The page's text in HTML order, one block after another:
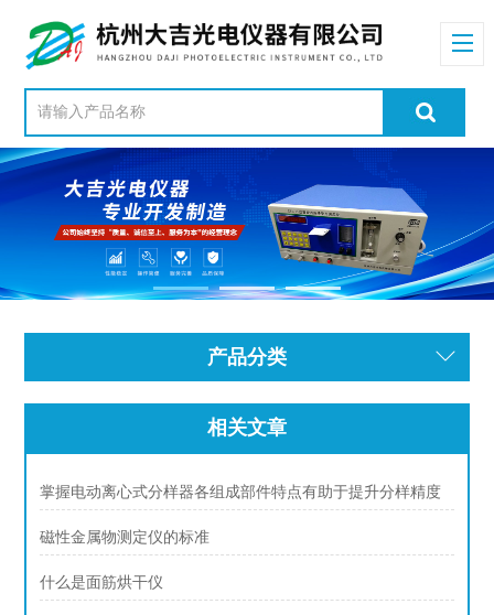
产品分类
相关文章
掌握电动离心式分样器各组成部件特点有助于提升分样精度
磁性金属物测定仪的标准
什么是面筋烘干仪